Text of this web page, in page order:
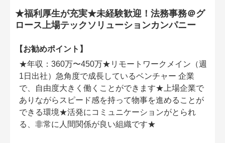
★福利厚生が充実★未経験歓迎！法務事務＠グ
ロース上場テックソリューションカンパニー
【お勧めポイント】
★年収：360万〜450万★リモートワークメイン（週
1日出社）急角度で成長しているベンチャー 企業
で、自由度大きく働くことができます★上場企業で
ありながらスピード感を持って物事を進めることが
できる環境★活発にコミュニケーションがとられ
る、非常に人間関係が良い組織です★